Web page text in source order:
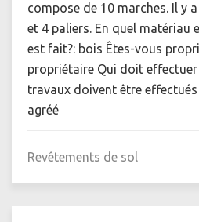
compose de 10 marches. Il y
et 4 paliers. En quel matériau
est fait?: bois Êtes-vous
propriétaire Qui doit effectuer
travaux doivent être
agréé
Revêtements de sol